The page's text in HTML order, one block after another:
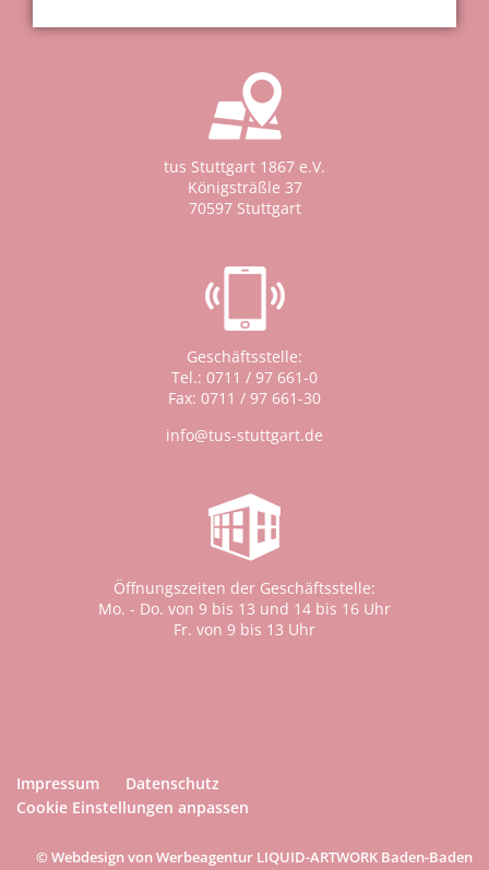
tus Stuttgart 1867 e.V.
Königsträßle 37
70597 Stuttgart
Geschäftsstelle:
Tel.: 0711 / 97 661-0
Fax: 0711 / 97 661-30
info@tus-stuttgart.de
Öffnungszeiten der Geschäftsstelle:
Mo. - Do. von 9 bis 13 und 14 bis 16 Uhr
Fr. von 9 bis 13 Uhr
Impressum
Datenschutz
Cookie Einstellungen anpassen
© Webdesign von Werbeagentur LIQUID-ARTWORK Baden-Baden